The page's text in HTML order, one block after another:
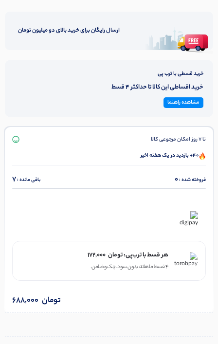
ارسال رایگان برای خرید بالای دو میلیون تومان
خرید قسطی با ترب پی
خرید اقساطی این کالا تا حداکثر 4 قسط
مشاهده راهنما
تا 7 روز امکان مرجوعی کالا
40+ بازدید در یک هفته اخیر
فروخته شده :0 باقی مانده :7
هر قسط با ترب‌پی: 172,000 تومان
۴ قسط ماهانه. بدون سود، چک و ضامن.
688,000 تومان